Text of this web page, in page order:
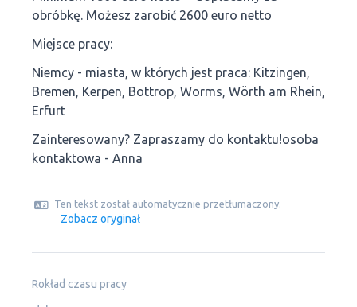
obróbkę. Możesz zarobić 2600 euro netto
Miejsce pracy:
Niemcy - miasta, w których jest praca: Kitzingen,
Bremen, Kerpen, Bottrop, Worms, Wörth am Rhein,
Erfurt
Zainteresowany? Zapraszamy do kontaktu!osoba
kontaktowa - Anna
Ten tekst został automatycznie przetłumaczony.
Zobacz oryginał
Rokład czasu pracy